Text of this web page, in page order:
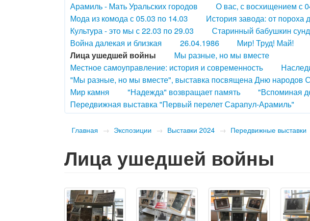
Арамиль - Мать Уральских городов
О вас, с восхищением с
Мода из комода с 05.03 по 14.03
История завода: от пороха
Культура - это мы с 22.03 по 29.03
Старинный бабушкин
Война далекая и близкая
26.04.1986 Мир! Труд! Май!
Лица ушедшей войны
Мы разные, но мы вместе
Местное самоуправление: история и современность
"Мы разные, но мы вместе", выставка посвящена Дню народов
Мир камня
"Надежда" возвращает память "Вспоминая
Передвижная выставка "Первый перелет Сарапул-Арамиль"
Главная → Экспозиции → Выставки 2024 → Передвижные выставки
Лица ушедшей войны